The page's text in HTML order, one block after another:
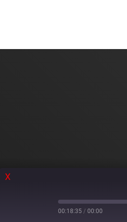
X
00:00
/
00:18:35